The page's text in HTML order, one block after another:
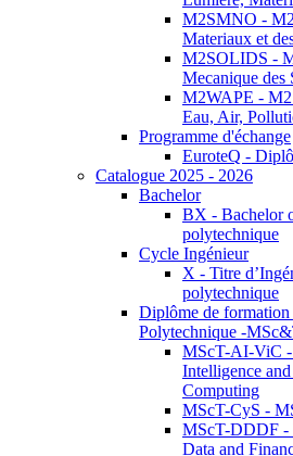
M2SMNO -
Materiaux et
M2SOLIDS -
Mecanique des
M2WAPE -
Eau, Air,
Programme d'échange
EuroteQ -
Catalogue 2025 - 2026
Bachelor
BX - Bachelor
polytechnique
Cycle Ingénieur
X - Titre
polytechnique
Diplôme de
Polytechnique -
MScT-AI-ViC
Intelligence
Computing
MScT-CyS -
MScT-DDDF -
Data and